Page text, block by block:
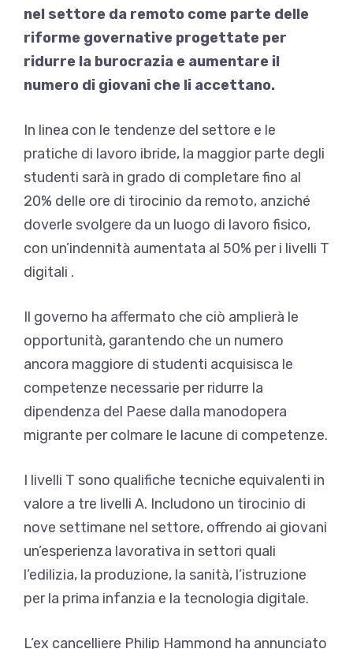
nel settore da remoto come parte delle
riforme governative progettate per
ridurre la burocrazia e aumentare il
numero di giovani che li accettano.
In linea con le tendenze del settore e le
pratiche di lavoro ibride, la maggior parte degli
studenti sarà in grado di completare fino al
20% delle ore di tirocinio da remoto, anziché
doverle svolgere da un luogo di lavoro fisico,
con un’indennità aumentata al 50% per i livelli T
digitali .
Il governo ha affermato che ciò amplierà le
opportunità, garantendo che un numero
ancora maggiore di studenti acquisisca le
competenze necessarie per ridurre la
dipendenza del Paese dalla manodopera
migrante per colmare le lacune di competenze.
I livelli T sono qualifiche tecniche equivalenti in
valore a tre livelli A. Includono un tirocinio di
nove settimane nel settore, offrendo ai giovani
un’esperienza lavorativa in settori quali
l’edilizia, la produzione, la sanità, l’istruzione
per la prima infanzia e la tecnologia digitale.
L’ex cancelliere Philip Hammond ha annunciato